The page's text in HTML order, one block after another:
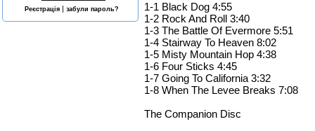
Реєстрація |забули пароль?
1-1 Black Dog 4:55
1-2 Rock And Roll 3:40
1-3 The Battle Of Evermore 5:51
1-4 Stairway To Heaven 8:02
1-5 Misty Mountain Hop 4:38
1-6 Four Sticks 4:45
1-7 Going To California 3:32
1-8 When The Levee Breaks 7:08
The Companion Disc